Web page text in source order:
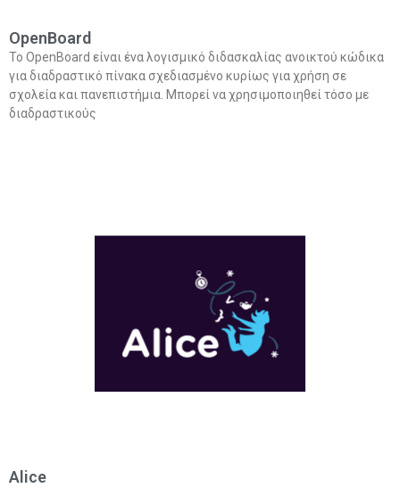
OpenBoard
Το OpenBoard είναι ένα λογισμικό διδασκαλίας ανοικτού κώδικα
για διαδραστικό πίνακα σχεδιασμένο κυρίως για χρήση σε
σχολεία και πανεπιστήμια. Μπορεί να χρησιμοποιηθεί τόσο με
διαδραστικούς
Alice